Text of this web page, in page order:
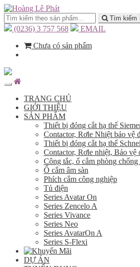
Tìm kiếm
(0236) 3 757 568
EMAIL
Chưa có sản phẩm
TRANG CHỦ
GIỚI THIỆU
SẢN PHẨM
Thiết bị đóng cắt hạ thế
Contactor, Rơle Nhiệt bảo vệ
Thiết bị đóng cắt hạ thế
Contactor, Rơle nhiệt, Bảo vệ
Công tắc, ổ cắm phòng
Ổ cắm âm sàn
Phích cắm công nghiệp
Tủ điện
Series Avatar On
Series Zencelo A
Series Vivance
Series Neo
Series AvatarOn A
Series S-Flexi
DỰ ÁN